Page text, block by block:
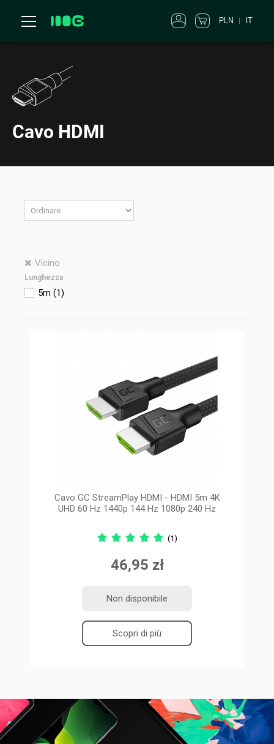
PLN IT
Cavo HDMI
Vicino
Lunghezza
5m (1)
Cavo GC StreamPlay HDMI - HDMI 5m 4K
UHD 60 Hz 1440p 144 Hz 1080p 240 Hz
(1)
46,95 zł
Non disponibile
Scopri di più